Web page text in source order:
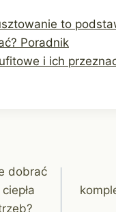
to
Poradnik
i ich
dobrać